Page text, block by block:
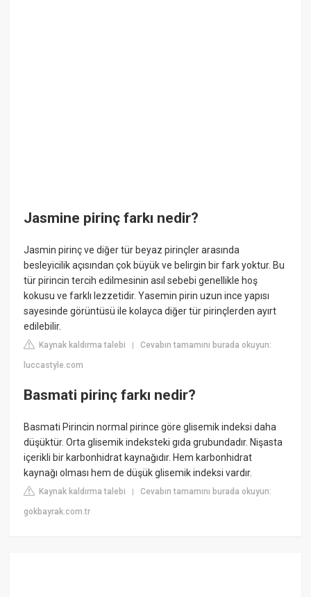
Jasmine pirinç farkı nedir?
Jasmin pirinç ve diğer tür beyaz pirinçler arasında
besleyicilik açısından çok büyük ve belirgin bir fark yoktur. Bu
tür pirincin tercih edilmesinin asıl sebebi genellikle hoş
kokusu ve farklı lezzetidir. Yasemin pirin uzun ince yapısı
sayesinde görüntüsü ile kolayca diğer tür pirinçlerden ayırt
edilebilir.
Kaynak kaldırma talebi |Cevabın tamamını burada okuyun:
luccastyle.com
Basmati pirinç farkı nedir?
Basmati Pirincin normal pirince göre glisemik indeksi daha
düşüktür. Orta glisemik indeksteki gıda grubundadır. Nişasta
içerikli bir karbonhidrat kaynağıdır. Hem karbonhidrat
kaynağı olması hem de düşük glisemik indeksi vardır.
Kaynak kaldırma talebi |Cevabın tamamını burada okuyun:
gokbayrak.com.tr